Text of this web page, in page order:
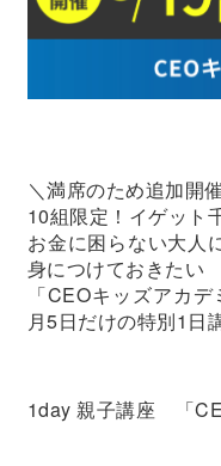
＼満席のため追加開
10組限定！イゲット
お金に困らない大人
身につけておきたい
「CEOキッズアカ
月5日だけの特別1日
1day 親子講座 「